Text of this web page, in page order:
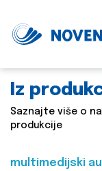
Iz
Saznajte više o
produkcije
multimedijski